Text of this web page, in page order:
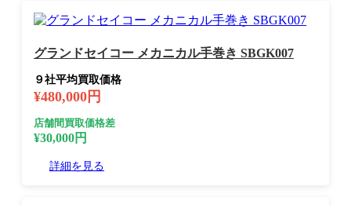
グランドセイコー メカニカル手巻き SBGK007
９社平均買取価格
¥480,000円
店舗間買取価格差
¥30,000円
詳細を見る